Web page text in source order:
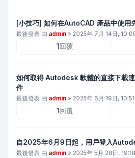
[小技巧] 如何在AutoCAD 產品中使用
最後發表 由 admin » 2025年 7月 14日,
1回覆
如何取得 Autodesk 軟體的直接下載
件
最後發表 由 admin » 2025年 6月 19日, 10:51
1回覆
自2025年6月9日起，用戶登入
最後發表 由 admin » 2025年 5月 28日, 19:18